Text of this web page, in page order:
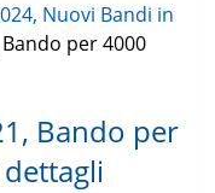
Nuovi Bandi in
per 4000
Bando per